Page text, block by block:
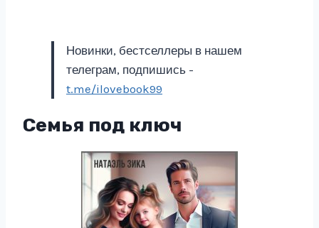
Новинки, бестселлеры в нашем
телеграм, подпишись -
t.me/ilovebook99
Семья под ключ